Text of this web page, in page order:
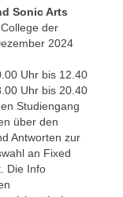
Sonic Arts
der
2024
Uhr bis 12.40
Uhr bis 20.40
Studiengang
über den
Antworten zur
an Fixed
Die Info